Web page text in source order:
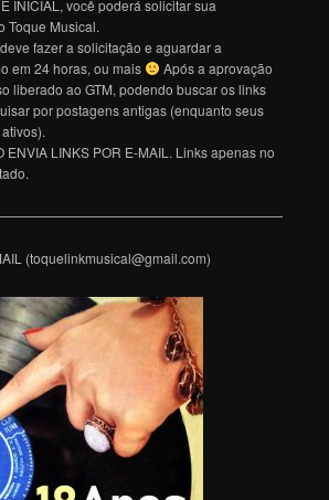
INICIAL, você poderá solicitar sua
Toque Musical.
fazer a solicitação e aguardar a
em 24 horas, ou mais
Após a aprovação
liberado ao GTM, podendo buscar os links
por postagens antigas (enquanto seus
ENVIA LINKS POR E-MAIL. Links apenas no
(toquelinkmusical@gmail.com)